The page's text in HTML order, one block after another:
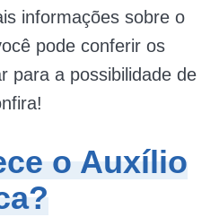
informações sobre o
pode conferir os
para a possibilidade de
o Auxílio